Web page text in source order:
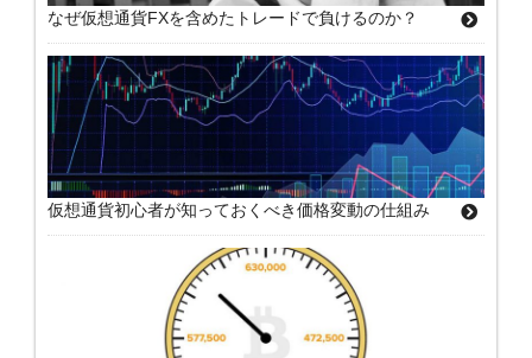
なぜ仮想通貨FXを含めたトレードで負けるのか？
仮想通貨初心者が知っておくべき価格変動の仕組み